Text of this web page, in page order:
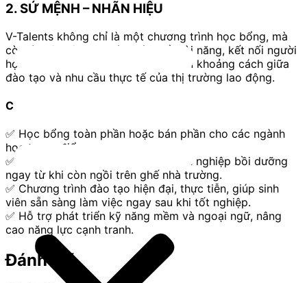
2.SỨ MỆNH – NHÃN HIỆU
V-Talents không chỉ là một chương trình học bổng, mà
còn là một hệ sinh thái phát triển tài năng, kết nối người
học với doanh nghiệp, giúp rút ngắn khoảng cách giữa
đào tạo và nhu cầu thực tế của thị trường lao động.
CAM KẾT CỦA CHÚNG TÔI
✅ Học bổng toàn phần hoặc bán phần cho các ngành
học trọng điểm.
✅ Cơ hội phỏng vấn và được doanh nghiệp bồi dưỡng
ngay từ khi còn ngồi trên ghế nhà trường.
✅ Chương trình đào tạo hiện đại, thực tiễn, giúp sinh
viên sẵn sàng làm việc ngay sau khi tốt nghiệp.
✅ Hỗ trợ phát triển kỹ năng mềm và ngoại ngữ, nâng
cao năng lực cạnh tranh.
Đánh giá